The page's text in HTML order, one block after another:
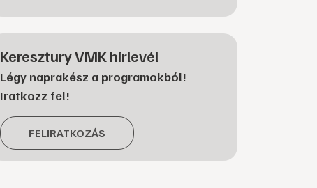
Keresztury VMK hírlevél
Légy naprakész a programokból!
Iratkozz fel!
FELIRATKOZÁS